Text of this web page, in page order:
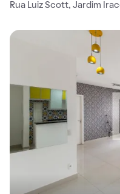
Rua Luiz Scott, Jardim